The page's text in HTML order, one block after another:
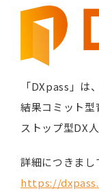
「DXpass」は
結果コミット
ストップ型DX
詳細につきまし
https://